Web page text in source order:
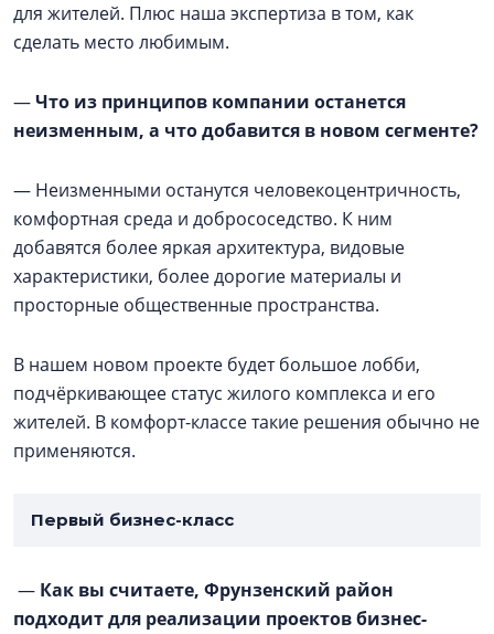
для жителей. Плюс наша экспертиза в том, как
сделать место любимым.
—Что из принципов компании останется
неизменным, а что добавится в новом сегменте?
— Неизменными останутся человекоцентричность,
комфортная среда и добрососедство. К ним
добавятся более яркая архитектура, видовые
характеристики, более дорогие материалы и
просторные общественные пространства.
В нашем новом проекте будет большое лобби,
подчёркивающее статус жилого комплекса и его
жителей. В комфорт-классе такие решения обычно не
применяются.
Первый бизнес-класс
— Как вы считаете, Фрунзенский район
подходит для реализации проектов бизнес-